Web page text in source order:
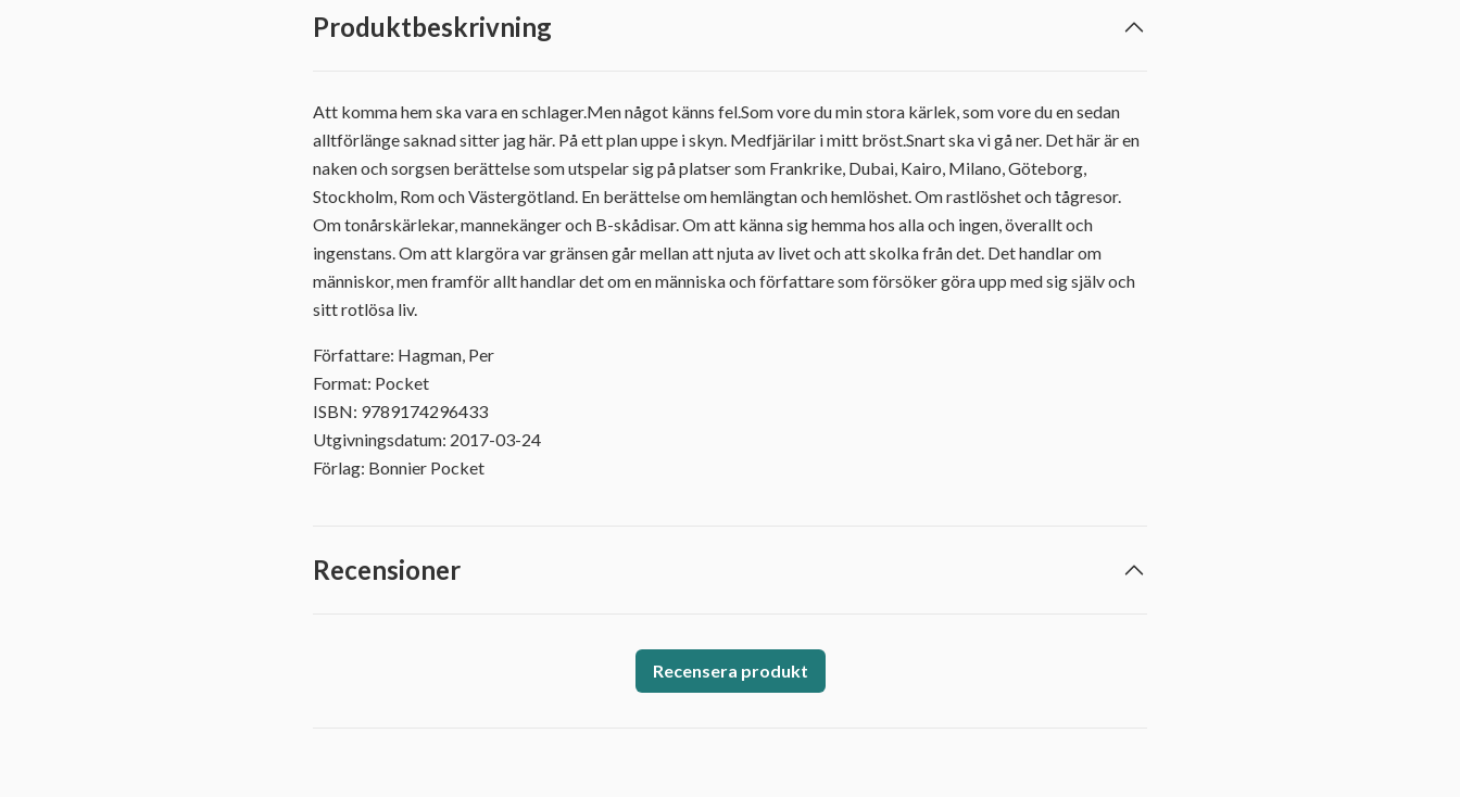
Produktbeskrivning
Att komma hem ska vara en schlager.Men något känns fel.Som vore du min stora kärlek, som vore du en sedan
alltförlänge saknad sitter jag här. På ett plan uppe i skyn. Medfjärilar i mitt bröst.Snart ska vi gå ner. Det här är en
naken och sorgsen berättelse som utspelar sig på platser som Frankrike, Dubai, Kairo, Milano, Göteborg,
Stockholm, Rom och Västergötland. En berättelse om hemlängtan och hemlöshet. Om rastlöshet och tågresor.
Om tonårskärlekar, mannekänger och B-skådisar. Om att känna sig hemma hos alla och ingen, överallt och
ingenstans. Om att klargöra var gränsen går mellan att njuta av livet och att skolka från det. Det handlar om
människor, men framför allt handlar det om en människa och författare som försöker göra upp med sig själv och
sitt rotlösa liv.
Författare: Hagman, Per
Format: Pocket
ISBN: 9789174296433
Utgivningsdatum: 2017-03-24
Förlag: Bonnier Pocket
Recensioner
Recensera produkt